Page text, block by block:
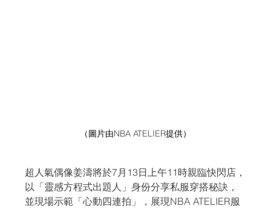
（圖片由NBA ATELIER提供）
超人氣偶像姜濤將於7月13日上午11時親臨快閃店，
以「靈感方程式出題人」身份分享私服穿搭秘訣，
並現場示範「心動四連拍」，展現NBA ATELIER服